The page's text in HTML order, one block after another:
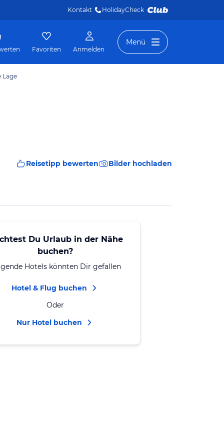
Kontakt HolidayCheck
Favoriten Anmelden
Menü
Lage
Reisetipp bewerten Bilder hochladen
Du Urlaub in der Nähe
buchen?
Hotels könnten Dir gefallen
Hotel & Flug buchen
Oder
Nur Hotel buchen